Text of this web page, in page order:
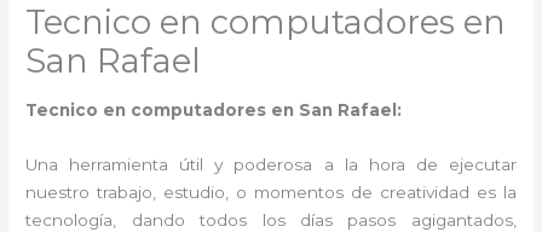
Tecnico en computadores en
San Rafael
Tecnico en computadores en San Rafael:
Una herramienta útil y poderosa a la hora de ejecutar
nuestro trabajo, estudio, o momentos de creatividad es la
tecnología, dando todos los días pasos agigantados,